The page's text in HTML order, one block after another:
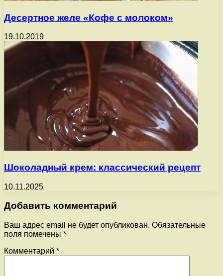
Десертное желе «Кофе с молоком»
19.10.2019
Шоколадный крем: классический рецепт
10.11.2025
Добавить комментарий
Ваш адрес email не будет опубликован. Обязательные
поля помечены *
Комментарий *